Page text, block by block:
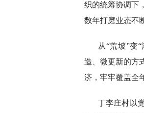
织的统筹协调下
数年打磨业态不
从“荒坡”变
造、微更新的方
济，牢牢覆盖全
丁李庄村以